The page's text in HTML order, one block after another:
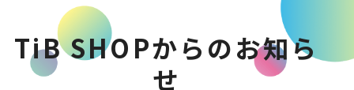
TiB SHOPからのお知ら
せ